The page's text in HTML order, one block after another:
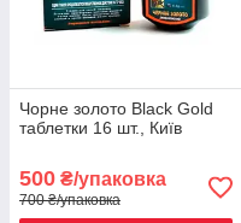
Чорне золото Black Gold
таблетки 16 шт., Київ
500 ₴/упаковка
700 ₴/упаковка